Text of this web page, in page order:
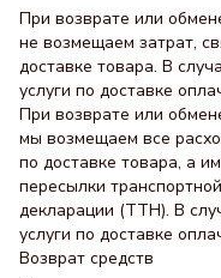
При возврате или
не возмещаем затрат,
доставке товара. В
услуги по доставке
При возврате или
мы возмещаем все
по доставке товара, а
пересылки
декларации (ТТН). В
услуги по доставке
Возврат средств